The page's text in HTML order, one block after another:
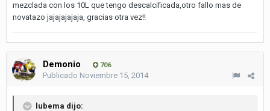
mezclada con los 10L que tengo descalcificada,otro fallo mas de
novatazo jajajajajaja, gracias otra vez!!
Demonio 706
Publicado Noviembre 15, 2014
lubema dijo: